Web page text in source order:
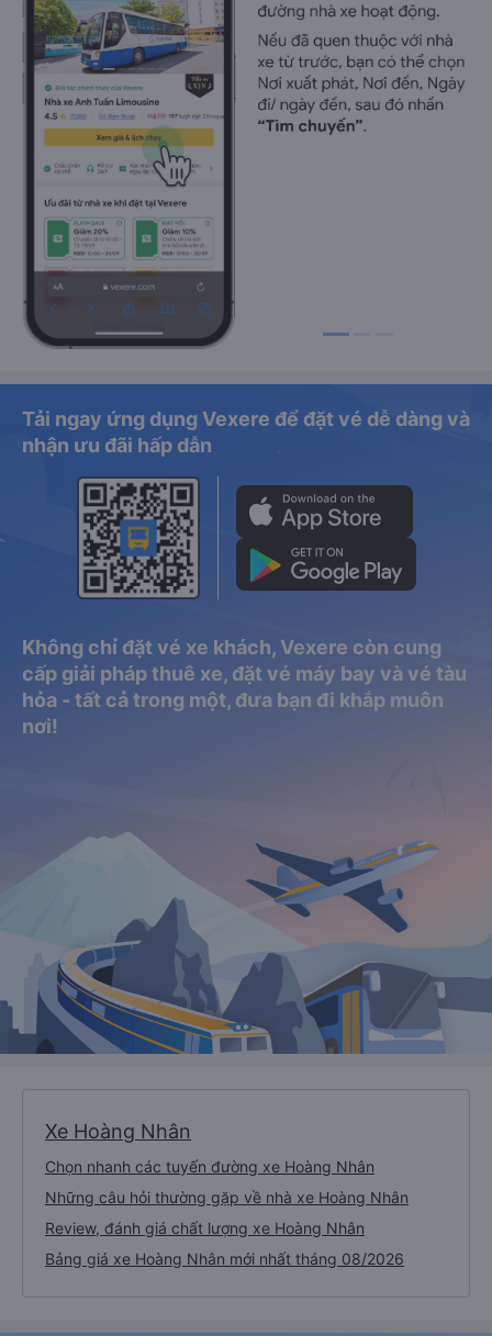
Tải ngay ứng dụng Vexere để đặt vé dễ dàng và
nhận ưu đãi hấp dẫn
Không chỉ đặt vé xe khách, Vexere còn cung
cấp giải pháp thuê xe, đặt vé máy bay và vé tàu
hỏa - tất cả trong một, đưa bạn đi khắp muôn
nơi!
Xe Hoàng Nhân
Chọn nhanh các tuyến đường xe Hoàng Nhân
Những câu hỏi thường gặp về nhà xe Hoàng Nhân
Review, đánh giá chất lượng xe Hoàng Nhân
Bảng giá xe Hoàng Nhân mới nhất tháng 08/2026